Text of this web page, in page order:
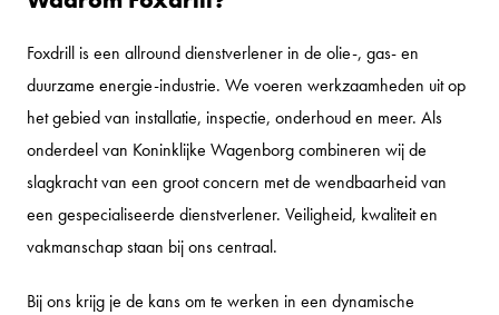
Foxdrill is een allround dienstverlener in de olie-, gas- en
duurzame energie-industrie. We voeren werkzaamheden uit op
het gebied van installatie, inspectie, onderhoud en meer. Als
onderdeel van Koninklijke Wagenborg combineren wij de
slagkracht van een groot concern met de wendbaarheid van
een gespecialiseerde dienstverlener. Veiligheid, kwaliteit en
vakmanschap staan bij ons centraal.
Bij ons krijg je de kans om te werken in een dynamische